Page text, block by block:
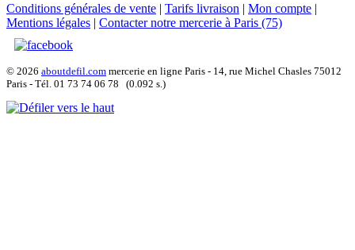
Conditions générales de vente | Tarifs livraison | Mon compte |
Mentions légales | Contacter notre mercerie à Paris (75)
© 2026 aboutdefil.com mercerie en ligne Paris - 14, rue Michel Chasles 75012
Paris - Tél. 01 73 74 06 78 (0.092 s.)